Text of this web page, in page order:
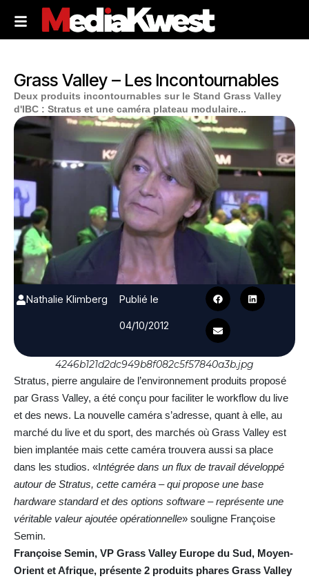
Grass Valley – Les Incontournables
Deux produits incontournables sur le Stand Grass Valley
d'IBC : Stratus et une caméra plateau modulaire...
Nathalie Klimberg
Publié le
04/10/2012
4246b121d2dc949b8f082c5f57840a3b.jpg
Stratus, pierre angulaire de l’environnement produits proposé
par Grass Valley, a été conçu pour faciliter le workflow du live
et des news. La nouvelle caméra s’adresse, quant à elle, au
marché du live et du sport, des marchés où Grass Valley est
bien implantée mais cette caméra trouvera aussi sa place
dans les studios. «I ntégrée dans un flux de travail développé
autour de Stratus, cette caméra – qui propose une base
hardware standard et des options software – représente une
véritable valeur ajoutée opérationnelle» souligne Françoise
Semin.
Françoise Semin, VP Grass Valley Europe du Sud, Moyen-
Orient et Afrique, présente 2 produits phares Grass Valley